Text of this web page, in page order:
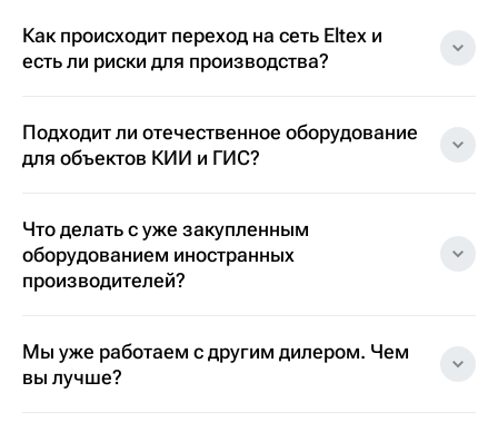
Как происходит переход на сеть Eltex и
есть ли риски для производства?
Подходит ли отечественное оборудование
для объектов КИИ и ГИС?
Что делать с уже закупленным
оборудованием иностранных
производителей?
Мы уже работаем с другим дилером. Чем
вы лучше?